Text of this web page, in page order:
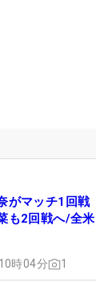
がマッチ1回戦
も2回戦へ/全米
時04分 1